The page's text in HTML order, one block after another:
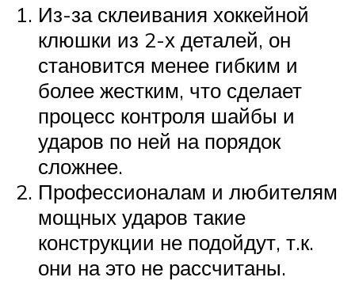
Из-за склеивания хоккейной
клюшки из 2-х деталей, он
становится менее гибким и
более жестким, что сделает
процесс контроля шайбы и
ударов по ней на порядок
сложнее.
Профессионалам и любителям
мощных ударов такие
конструкции не подойдут, т.к.
они на это не рассчитаны.